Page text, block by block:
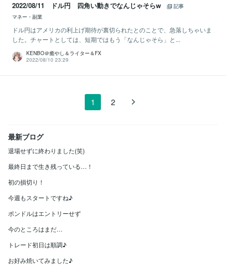
2022/08/11 ドル円 四角い動きでなんじゃそらw
記事
マネー・副業
ドル円はアメリカの利上げ期待が裏切られたとのことで、急落しちゃいま
した。チャートとしては、短期ではもう「なんじゃそら」と...
KENBO＠癒やし＆ライター＆FX
2022/08/10 23:29
1 2
最新ブログ
退場せずに終わりました(笑)
最終日まで生き残っている…！
初の損切り！
今週もスタートですね♪
ポンドルはエントリーせず
今のところはまだ…
トレード初日は順調♪
お好み焼いてみました♪